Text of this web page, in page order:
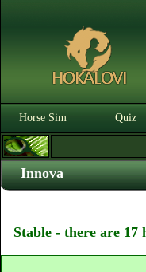
Horse Sim Quiz
Innova
Stable - there are 17